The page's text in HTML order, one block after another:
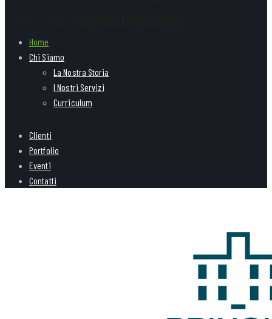
Home
Chi Siamo
La Nostra Storia
I Nostri Servizi
Curriculum
Clienti
Portfolio
Eventi
Contatti